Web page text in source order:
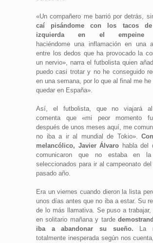
«Un compañero me barrió por detrás,
caí pisándome con los tacos
izquierda en el empeine
haciéndome una inflamación en una
entre los dedos que ha provocado la
un nervio», narra el futbolista quien
puedo casi trotar y no he conseguido
en una semana, por lo que al final me he
quedar en España».
Así, el futbolista, que no viajará al
comenta que «mi peor momento
después de unos meses aquí, me
no iba a ir al mundial de Tokio».
melancólico, Javier Álvaro habla del
comunicaron que no estaba en
seleccionados para ir al campeonato del
pasado año.
Era un viernes cuando dieron la lista
unos días antes que no iba a estar. Su
de lo más llamativa. Se puso a trabajar,
en solitario mañana y tarde
iba a abandonar su sueño. La
totalmente inesperada según nos